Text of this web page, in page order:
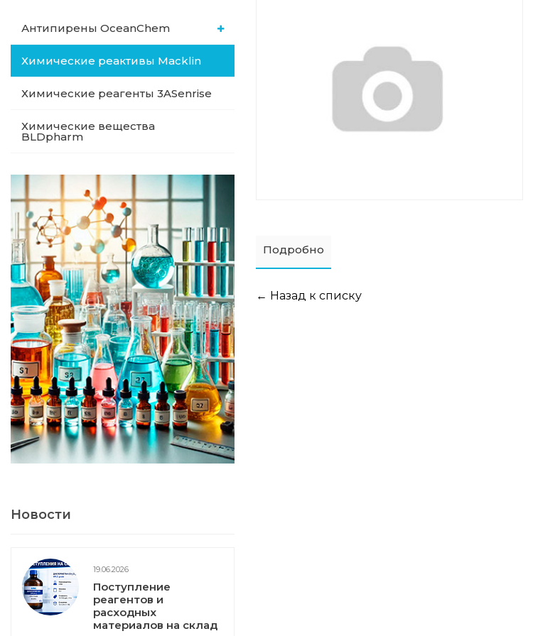
Антипирены OceanСhem
Химические реактивы Macklin
Химические реагенты 3ASenrise
Химические вещества
BLDpharm
Новости
19.06.2026
Поступление
реагентов и
расходных
материалов на склад
Подробно
← Назад к списку